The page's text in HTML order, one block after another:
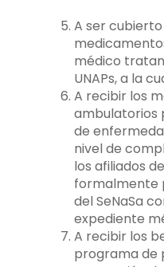
A ser
médico
UNAPs, a la
A recibir los
ambulatorios
de
nivel de
los afiliados
formalmente
del SeNaSa
expediente
A recibir los
programa de